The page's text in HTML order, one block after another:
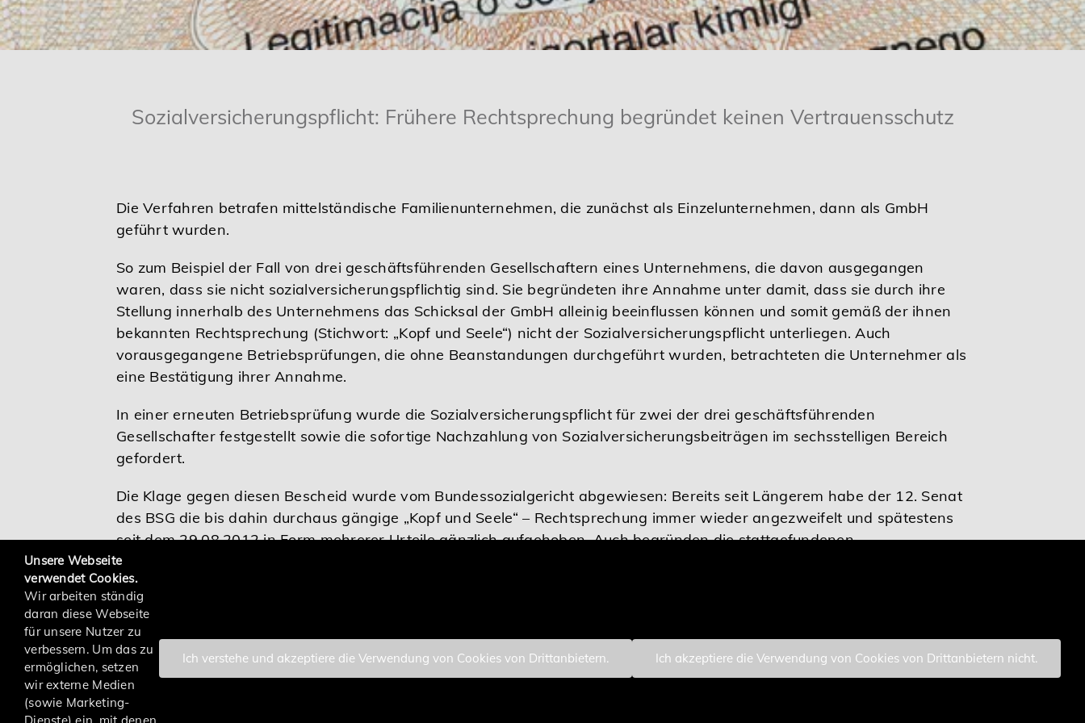
Karriere
Sozialversicherungspflicht: Frühere Rechtsprechung begründet keinen Vertrauensschutz
Die Verfahren betrafen mittelständische Familienunternehmen, die zunächst als Einzelunternehmen, dann als GmbH
geführt wurden.
So zum Beispiel der Fall von drei geschäftsführenden Gesellschaftern eines Unternehmens, die davon ausgegangen
waren, dass sie nicht sozialversicherungspflichtig sind. Sie begründeten ihre Annahme unter damit, dass sie durch ihre
Stellung innerhalb des Unternehmens das Schicksal der GmbH alleinig beeinflussen können und somit gemäß der ihnen
bekannten Rechtsprechung (Stichwort: „Kopf und Seele“) nicht der Sozialversicherungspflicht unterliegen. Auch
vorausgegangene Betriebsprüfungen, die ohne Beanstandungen durchgeführt wurden, betrachteten die Unternehmer als
eine Bestätigung ihrer Annahme.
In einer erneuten Betriebsprüfung wurde die Sozialversicherungspflicht für zwei der drei geschäftsführenden
Gesellschafter festgestellt sowie die sofortige Nachzahlung von Sozialversicherungsbeiträgen im sechsstelligen Bereich
gefordert.
Die Klage gegen diesen Bescheid wurde vom Bundessozialgericht abgewiesen: Bereits seit Längerem habe der 12. Senat
des BSG die bis dahin durchaus gängige „Kopf und Seele“ – Rechtsprechung immer wieder angezweifelt und spätestens
seit dem 29.08.2012 in Form mehrerer Urteile gänzlich aufgehoben. Auch begründen die stattgefundenen
Betriebsprüfungen ohne Einwände keinen Vertrauensschutz, da kein Bescheid erlassen wurde, indem der Inhalt der
Prüfung explizit aufgeführt wurde.
zurück
Unsere Webseite
verwendet Cookies.
Wir arbeiten ständig
daran diese Webseite
für unsere Nutzer zu
verbessern. Um das zu
ermöglichen, setzen
wir externe Medien
(sowie Marketing-
Ich verstehe und akzeptiere die Verwendung von Cookies von Drittanbietern. Ich akzeptiere die Verwendung von Cookies von Drittanbietern nicht.